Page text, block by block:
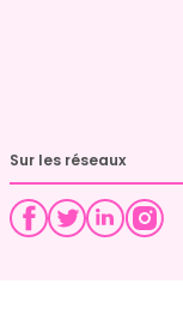
Sur les réseaux